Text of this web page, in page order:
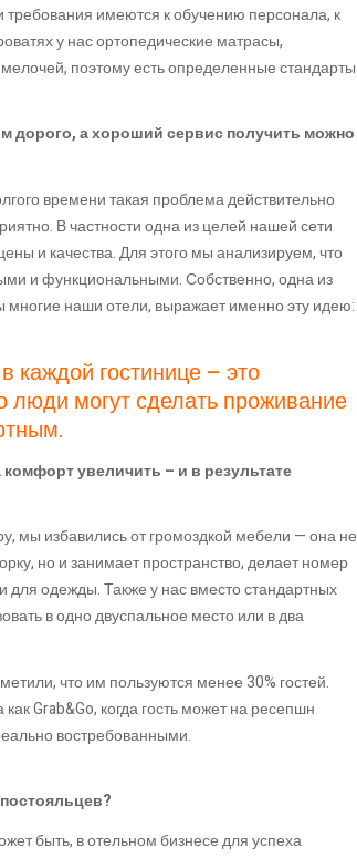
имеются к обучению персонала, к
у нас ортопедические матрасы,
поэтому есть определенные стандарты
дорого, а хороший сервис получить можно
времени такая проблема действительно
В частности одна из целей нашей сети
и качества. Для этого мы анализируем, что
и функциональными. Собственно, одна из
многие наши отели, выражает именно эту идею:
каждой гостинице – это
могут сделать проживание
увеличить – и в результате
мы избавились от громоздкой мебели — она не
но и занимает пространство, делает номер
одежды. Также у нас вместо стандартных
в одно двуспальное место или в два
что им пользуются менее 30% гостей.
Grab&Go, когда гость может на ресепшн
востребованными.
быть, в отельном бизнесе для успеха